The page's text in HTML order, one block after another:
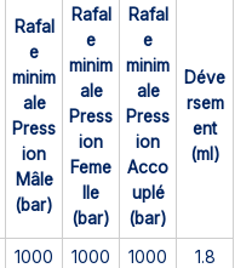
Rafal
e
minim
ale
Press
ion
Mâle
(bar)
Rafal
e
minim
ale
Press
ion
Feme
lle
(bar)
Rafal
e
minim
ale
Press
ion
Acco
uplé
(bar)
Déve
rsem
ent
(ml)
1000 1000 1000 1.8